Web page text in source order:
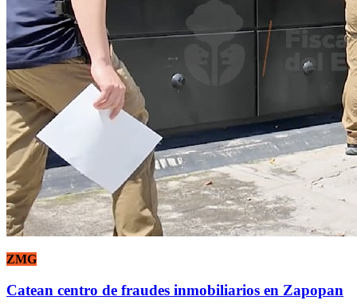
ZMG
Catean centro de fraudes inmobiliarios en Zapopan